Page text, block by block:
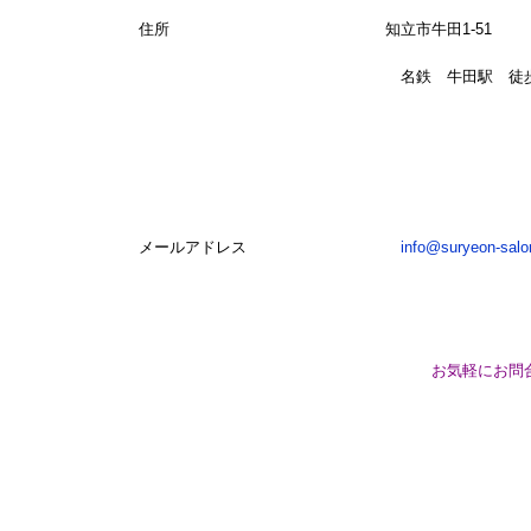
住所 知立市牛田1-51
名鉄 牛田駅 徒歩3
メールアドレス info@suryeon-
お気軽にお問